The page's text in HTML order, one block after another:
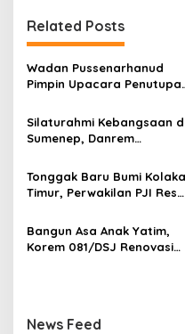
a
s
i
p
o
s
Related Posts
Wadan Pussenarhanud
Pimpin Upacara
KDKMP Tahun 2026 di
Pusdikarhanud
Silaturahmi Kebangsaan
Sumenep, Danrem
Semua Elemen Bersatu
Bangun Madura
Tonggak Baru Bumi Kolaka
Timur, Perwakilan PJI Resmi
Bangun Asa Anak Yatim,
Korem 081/DSJ Renovasi
News Feed